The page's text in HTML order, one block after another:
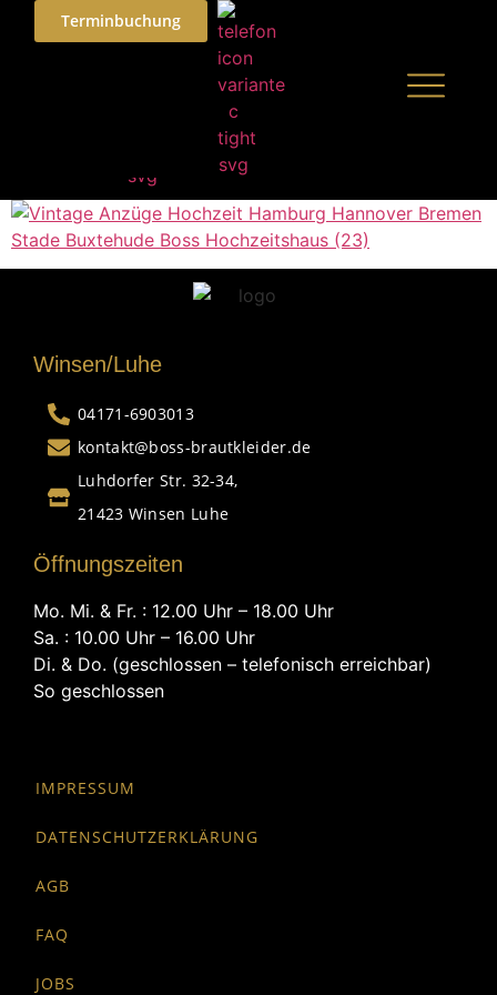
Terminbuchung
Winsen/Luhe
04171-6903013
kontakt@boss-brautkleider.de
Luhdorfer Str. 32-34,
21423 Winsen Luhe
Öffnungszeiten
Mo. Mi. & Fr. : 12.00 Uhr – 18.00 Uhr
Sa. : 10.00 Uhr – 16.00 Uhr
Di. & Do. (geschlossen – telefonisch erreichbar)
So geschlossen
IMPRESSUM
DATENSCHUTZERKLÄRUNG
AGB
FAQ
JOBS